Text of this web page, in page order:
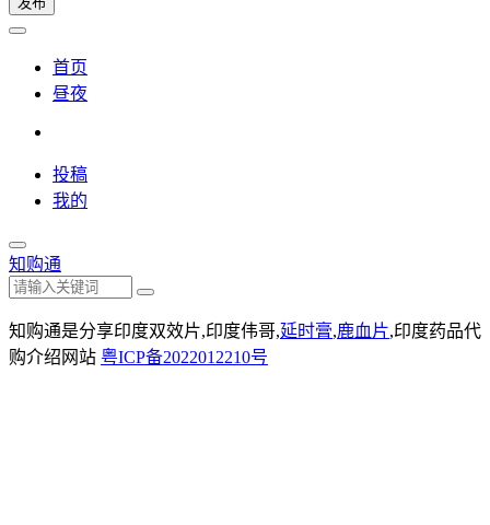
首页
昼夜
投稿
我的
知购通
知购通是分享印度双效片,印度伟哥,延时膏,鹿血片,印度药品代
购介绍网站 粤ICP备2022012210号